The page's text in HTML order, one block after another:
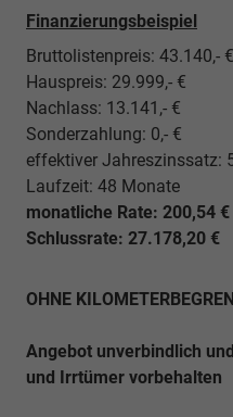
Finanzierungsbeispiel
Bruttolistenpreis: 43.140,- €
Hauspreis: 29.999,- €
Nachlass: 13.141,- €
Sonderzahlung: 0,- €
effektiver Jahreszinssatz:
Laufzeit: 48 Monate
monatliche Rate: 200,54 €
Schlussrate: 27.178,20 €
OHNE
Angebot unverbindlich
und Irrtümer vorbehalten